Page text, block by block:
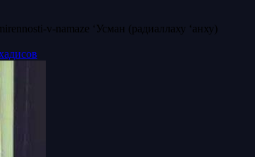
v-namaze ‘Усман (радиаллаху ‘анху)